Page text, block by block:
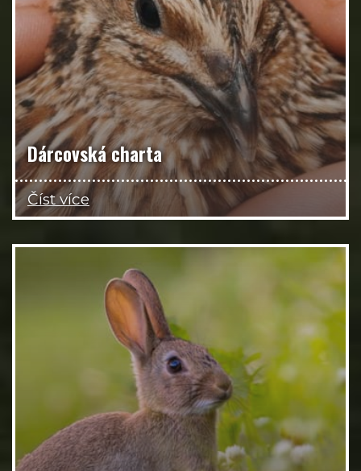
Dárcovská charta
Číst více